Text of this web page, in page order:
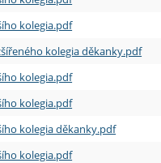
kolegia.pdf
kolegia děkanky.pdf
kolegia.pdf
kolegia.pdf
kolegia děkanky.pdf
kolegia.pdf